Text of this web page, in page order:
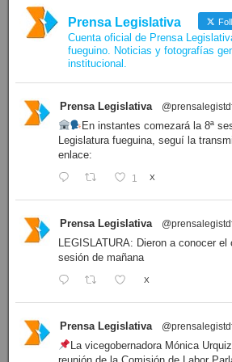
Prensa Legislativa
Cuenta oficial de Prensa
fueguino. Noticias y fotografías
institucional.
Prensa Legislativa
En instantes comezará la 8ª
Legislatura fueguina, seguí la
enlace:
1 X
Prensa Legislativa
LEGISLATURA: Dieron a conocer el
sesión de mañana
X
Prensa Legislativa
La vicegobernadora Mónica